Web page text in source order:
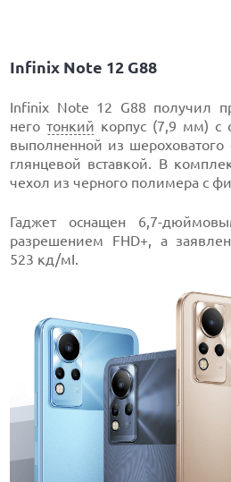
Infinix Note 12 G88
Infinix Note 12 G88 получил
неготонкий корпус (7,9 мм) с
выполненной из шероховатого
глянцевой вставкой. В
чехол из черного полимера с
Гаджет оснащен 6,7-
разрешением FHD+, а
523 кд/мІ.